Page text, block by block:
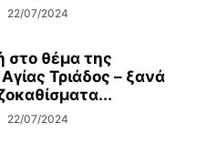
22/07/2024
στο θέμα της
Τριάδος – ξανά
22/07/2024